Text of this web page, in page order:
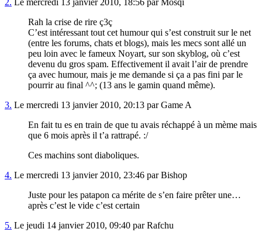
Rah la crise de rire ç3ç
C’est intéressant tout cet humour qui s’est construit sur le net
(entre les forums, chats et blogs), mais les mecs sont allé un
peu loin avec le fameux Noyart, sur son skyblog, où c’est
devenu du gros spam. Effectivement il avait l’air de prendre
ça avec humour, mais je me demande si ça a pas fini par le
pourrir au final ^^; (13 ans le gamin quand même).
3. Le mercredi 13 janvier 2010, 20:13 par Game A
En fait tu es en train de que tu avais réchappé à un mème mais
que 6 mois après il t’a rattrapé. :/
Ces machins sont diaboliques.
4. Le mercredi 13 janvier 2010, 23:46 par Bishop
Juste pour les patapon ca mérite de s’en faire prêter une…
après c’est le vide c’est certain
5. Le jeudi 14 janvier 2010, 09:40 par Rafchu